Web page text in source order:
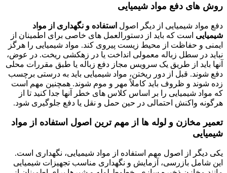
روش های دفع مواد شیمیایی
دفع مواد شیمیایی از دیگر اصول استفاده و نگهداری از مواد
شیمیایی است که باید از دستورالعمل های خاصی برای اطمینان از
ایمنی و حفاظت از محیط زیست پیروی کند. مواد شیمیایی را هرگز
نباید در سطل زباله معمولی انداخت یا در زهکشی ریخت. در عوض،
آنها باید از طریق یک سرویس مجاز دفع زباله یا طبق مقررات محلی
دفع شوند. قبل از دور ریختن، مواد شیمیایی باید به درستی برچسب
زده شوند و ظروف باید کاملاً مهر و موم شوند. همچنین مهم است
که مواد شیمیایی را بر اساس کلاس های خطر آنها جدا کنید تا از
هرگونه واکنش احتمالی در حین حمل و نقل یا دفع جلوگیری شود.
تعمیر مخازن و لوله ها از مهم ترین اصول استفاده از مواد
شیمیایی
یکی دیگر از اصول مهم استفاده از مواد شیمیایی، نگهداری است.
این شامل بازرسی، آزمایش و نگهداری مناسب تجهیزات شیمیایی